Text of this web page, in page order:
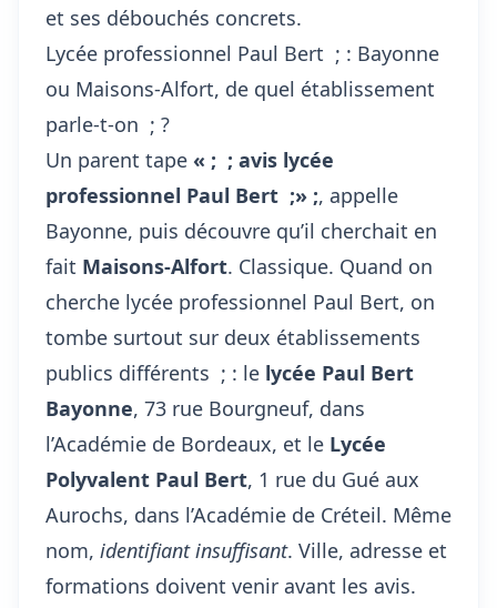
et ses débouchés concrets.
Lycée professionnel Paul Bert ; : Bayonne
ou Maisons-Alfort, de quel établissement
parle-t-on ; ?
Un parent tape « ; ; avis lycée
professionnel Paul Bert ;» ;, appelle
Bayonne, puis découvre qu’il cherchait en
fait Maisons-Alfort. Classique. Quand on
cherche lycée professionnel Paul Bert, on
tombe surtout sur deux établissements
publics différents ; : le lycée Paul Bert
Bayonne, 73 rue Bourgneuf, dans
l’Académie de Bordeaux, et le Lycée
Polyvalent Paul Bert, 1 rue du Gué aux
Aurochs, dans l’Académie de Créteil. Même
nom, identifiant insuffisant. Ville, adresse et
formations doivent venir avant les avis.